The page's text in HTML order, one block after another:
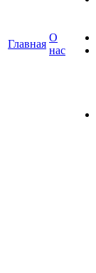
Главная
О
нас